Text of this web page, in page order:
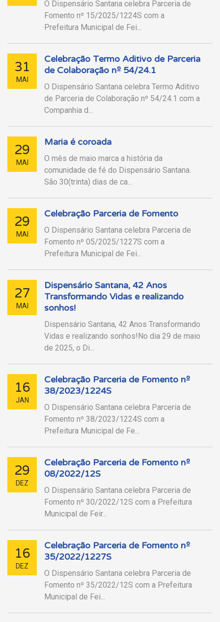
O Dispensário Santana celebra Parceria de
Fomento nº 15/2025/1224S com a
Prefeitura Municipal de Fei...
31
MAI
Celebração Termo Aditivo de Parceria
de Colaboração nº 54/24.1
O Dispensário Santana celebra Termo Aditivo
de Parceria de Colaboração nº 54/24.1 com a
Companhia d...
29
MAI
Maria é coroada
O mês de maio marca a história da
comunidade de fé do Dispensário Santana.
São 30(trinta) dias de ca...
29
MAI
Celebração Parceria de Fomento
O Dispensário Santana celebra Parceria de
Fomento nº 05/2025/1227S com a
Prefeitura Municipal de Fei...
27
MAI
Dispensário Santana, 42 Anos
Transformando Vidas e realizando
sonhos!
Dispensário Santana, 42 Anos Transformando
Vidas e realizando sonhos!No dia 29 de maio
de 2025, o Di...
16
JAN
Celebração Parceria de Fomento nº
38/2023/1224S
O Dispensário Santana celebra Parceria de
Fomento nº 38/2023/1224S com a
Prefeitura Municipal de Fe...
29
DEZ
Celebração Parceria de Fomento nº
08/2022/12S
O Dispensário Santana celebra Parceria de
Fomento nº 30/2022/12S com a Prefeitura
Municipal de Feir...
16
DEZ
Celebração Parceria de Fomento nº
35/2022/1227S
O Dispensário Santana celebra Parceria de
Fomento nº 35/2022/12S com a Prefeitura
Municipal de Fei...